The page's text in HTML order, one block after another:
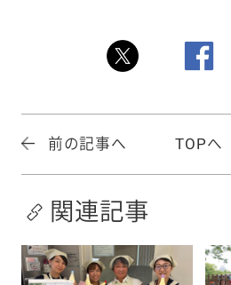
前の記事へ TOPへ
関連記事